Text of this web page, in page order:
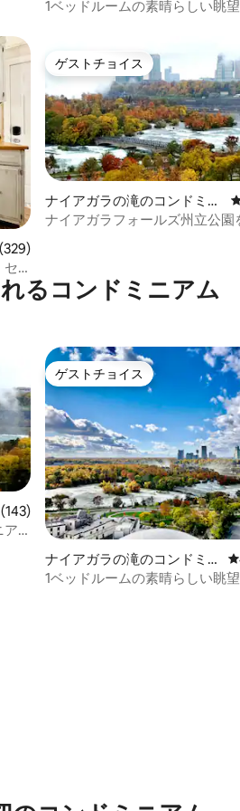
アム
1ベッドルームの素晴らしい眺
ー329件、5つ星中4.7つ星の平均評価
セ
ゲストチョイス
ゲストチョイス
ナイアガラの滝のコンドミニ
アム
ナイアガラフォールズ州立公園
るコンドミニアム
143件、5つ星中4.93つ星の平均評価
ア
ゲストチョイス
ゲストチョイス
ナイアガラの滝のコンドミニ
アム
1ベッドルームの素晴らしい眺